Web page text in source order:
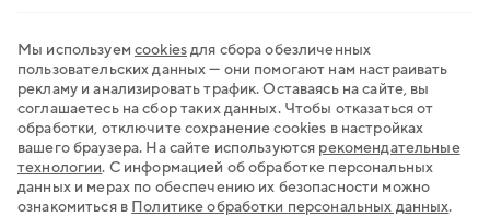
Мы используем cookiesдля сбора обезличенных
пользовательских данных — они помогают нам настраивать
рекламу и анализировать трафик. Оставаясь на сайте, вы
соглашаетесь на сбор таких данных. Чтобы отказаться от
обработки, отключите сохранение cookies в настройках
вашего браузера. На сайте используются рекомендательные
технологии. С информацией об обработке персональных
данных и мерах по обеспечению их безопасности можно
ознакомиться в Политике обработки персональных данных.